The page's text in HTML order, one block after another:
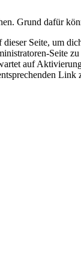
Grund dafür
Seite, um
Seite
auf
Link